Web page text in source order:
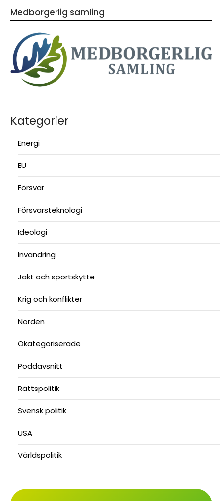
Medborgerlig samling
Kategorier
Energi
EU
Försvar
Försvarsteknologi
Ideologi
Invandring
Jakt och sportskytte
Krig och konflikter
Norden
Okategoriserade
Poddavsnitt
Rättspolitik
Svensk politik
USA
Världspolitik